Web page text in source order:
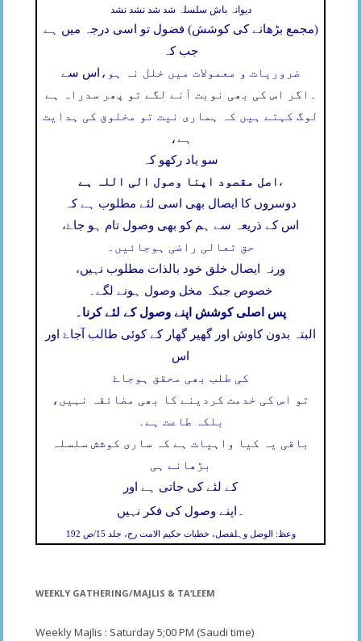
دیوانہ باش سلسلہ شد شد نشد نشد
(مجمع بڑھانے کی کوشش) فضول تو اسی درجہ میں ہے
جب کہ
اس سے ضروریات و معمولات میں خلل نہ ہو،
اگر اس کی بھی نوبت آنے لگے تو پھر سدراہ ہے
لوگ کہتے ہیں کہ ہماری نیت تو مخلوق کی ہدایت
ہے،
سو یاد رکھو کہ
اصل مقصود اپنا وصول الی اللہ ہے ،
دوسروں کا ایصال بھی اسی لئے مطلوب ہے کہ
اس کے ذریعہ سے ہم کو بھی وصول تام ہو جاۓ،
حق تعالی راضی ہوجائیں۔
ورنہ ایصال خلق خود بالذات مطلوب نہیں،
خصوص جبکہ مخل وصول ہونے لگے۔
پس اصلی کوشش اپنے وصول کے لئے کرنا۔
البتہ بدون کاوش اور گھیر گھار کے کوئی طالب آجاۓ اور
اس
کی طلب بھی محقق ہوجاۓ
تو اس کی خدمت کردینے کا بھی مضائقہ نہیں،
بلکہ طاعت ہے۔
باقی یہ کیا واہیات ہے کہ ساری کوشش سلسلہ
بڑھانے ہی
کے لئے کی جاتی ہے اور
اپنے وصول کی فکر نہیں ۔
وعظ: الوصل وہلفصل، خطبات حکیم الامت رح، جلد 15/ص 192
WEEKLY GATHERING/MAJLIS & TA’LEEM
Weekly Majlis : Saturday 5;00 PM (Saudi time)